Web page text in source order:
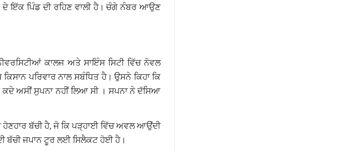
ਦੇ ਇੱਕ ਪਿੰਡ ਦੀ ਰਹਿਣ ਵਾਲੀ ਹੈ। ਚੰਗੇ ਨੰਬਰ ਆਉਣ
ਕਾਲਜ ਅਤੇ ਸਾਇੰਸ ਸਿਟੀ ਵਿੱਚ ਨੋਵਲ
ਪਰਿਵਾਰ ਨਾਲ ਸਬੰਧਿਤ ਹੈ। ਉਸਨੇ ਕਿਹਾ ਕਿ
ਕਦੇ ਅਸੀਂ ਸੁਪਨਾ ਨਹੀਂ ਲਿਆ ਸੀ । ਸਪਨਾ ਨੇ ਦੱਸਿਆ
ਬੱਚੀ ਹੈ, ਜੋ ਕਿ ਪੜ੍ਹਾਈ ਵਿੱਚ ਅਵਲ ਆਉਂਦੀ
ਬੱਚੀ ਜਪਾਨ ਟੂਰ ਲਈ ਸਿਲੈਕਟ ਹੋਈ ਹੈ।